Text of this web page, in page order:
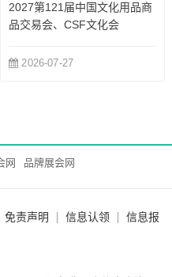
2027第121届中国文化用品商
品交易会、CSF文化会
2026-07-27
网 品牌展会网
免责声明 信息认领 信息报